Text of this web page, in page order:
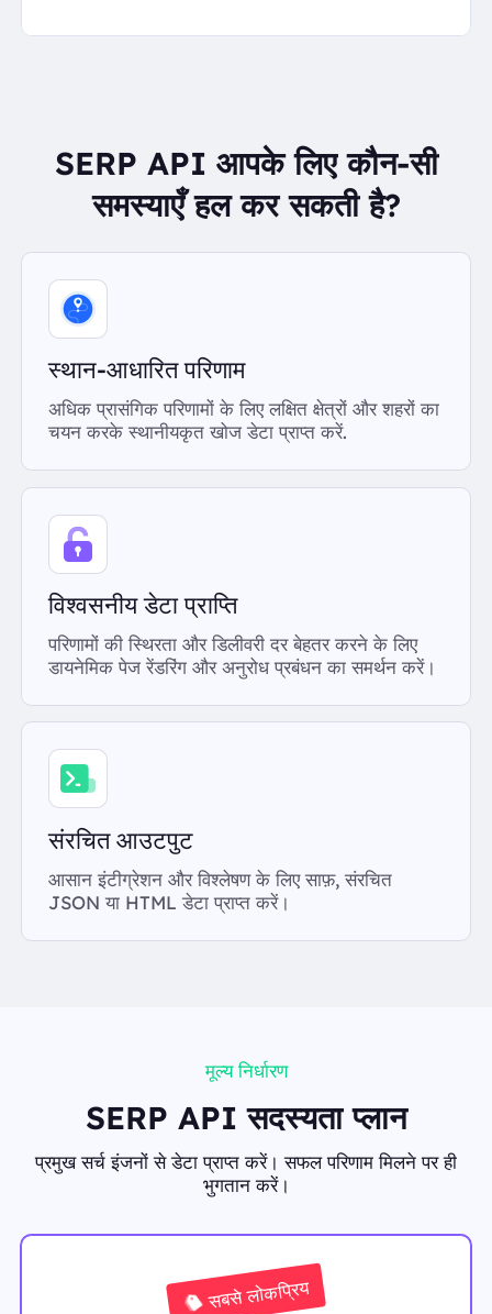
SERP API आपके लिए कौन-सी
समस्याएँ हल कर सकती है?
स्थान-आधारित परिणाम
अधिक प्रासंगिक परिणामों के लिए लक्षित क्षेत्रों और शहरों का
चयन करके स्थानीयकृत खोज डेटा प्राप्त करें.
विश्वसनीय डेटा प्राप्ति
परिणामों की स्थिरता और डिलीवरी दर बेहतर करने के लिए
डायनेमिक पेज रेंडरिंग और अनुरोध प्रबंधन का समर्थन करें।
संरचित आउटपुट
आसान इंटीग्रेशन और विश्लेषण के लिए साफ़, संरचित
JSON या HTML डेटा प्राप्त करें।
मूल्य निर्धारण
SERP API सदस्यता प्लान
प्रमुख सर्च इंजनों से डेटा प्राप्त करें। सफल परिणाम मिलने पर ही
भुगतान करें।
सबसे लोकप्रिय